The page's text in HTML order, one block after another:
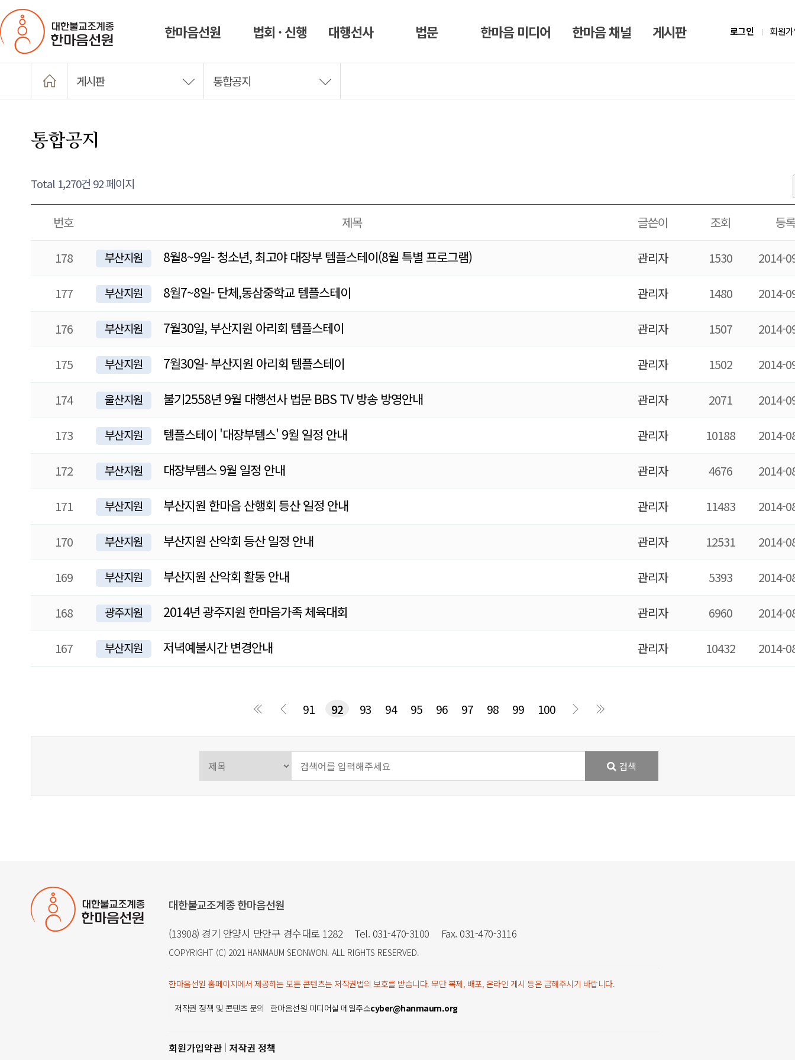
한마음선원 법회 · 신행 대행선사 법문 한마음 미디어 한마음 채널 게시판 로그인 회원
게시판 통합공지
통합공지
Total 1,270건 92 페이지
번호 제목 글쓴이 조회 등록
178 부산지원 8월8~9일- 청소년, 최고야 대장부 템플스테이(8월 특별 프로그램) 관리자 1530 2014-
177 부산지원 8월7~8일- 단체,동삼중학교 템플스테이 관리자 1480 2014-
176 부산지원 7월30일, 부산지원 아리회 템플스테이 관리자 1507 2014-
175 부산지원 7월30일- 부산지원 아리회 템플스테이 관리자 1502 2014-
174 울산지원 불기2558년 9월 대행선사 법문 BBS TV 방송 방영안내 관리자 2071 2014-
173 부산지원 템플스테이 '대장부템스' 9월 일정 안내 관리자 10188 2014-
172 부산지원 대장부템스 9월 일정 안내 관리자 4676 2014-
171 부산지원 부산지원 한마음 산행회 등산 일정 안내 관리자 11483 2014-
170 부산지원 부산지원 산악회 등산 일정 안내 관리자 12531 2014-
169 부산지원 부산지원 산악회 활동 안내 관리자 5393 2014-
168 광주지원 2014년 광주지원 한마음가족 체육대회 관리자 6960 2014-
167 부산지원 저녁예불시간 변경안내 관리자 10432 2014-
91 92 93 94 95 96 97 98 99 100
다음 맨끝
검색
대한불교조계종 한마음선원
(13908) 경기 안양시 만안구 경수대로 1282 Tel. 031-470-3100 Fax. 031-470-3116
COPYRIGHT (C) 2021 HANMAUM SEONWON. ALL RIGHTS RESERVED.
한마음선원 홈페이지에서 제공하는 모든 콘텐츠는 저작권법의 보호를 받습니다. 무단 복제, 배포, 온라인 게시 등은 금해주시기 바랍니다.
저작권 정책 및 콘텐츠 문의 한마음선원 미디어실 메일주소cyber@hanmaum.org
회원가입약관 저작권 정책